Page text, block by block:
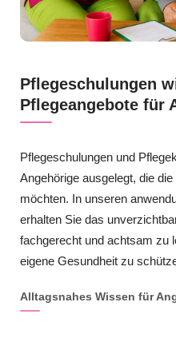
Pflegeschulungen
Pflegeangebote für
Pflegeschulungen und
Angehörige ausgelegt, die
möchten. In unseren
erhalten Sie das
fachgerecht und achtsam zu
eigene Gesundheit zu
Alltagsnahes Wissen für